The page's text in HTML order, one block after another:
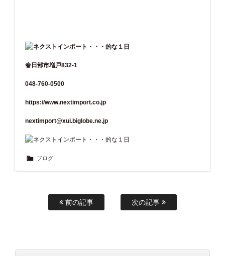
春日部市増戸832-1
048-760-0500
https://www.nextimport.co.jp
nextimport@xui.biglobe.ne.jp
ブログ
前の記事 次の記事